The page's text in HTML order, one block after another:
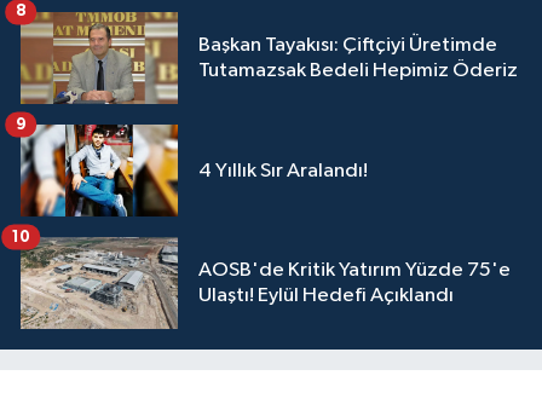
Başkan Tayakısı: Çiftçiyi Üretimde
Tutamazsak Bedeli Hepimiz Öderiz
8
4 Yıllık Sır Aralandı!
9
AOSB'de Kritik Yatırım Yüzde 75'e
Ulaştı! Eylül Hedefi Açıklandı
10